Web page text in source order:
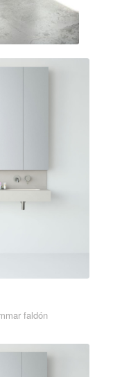
faldón